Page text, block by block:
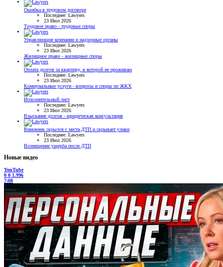
Ошибка в трудовом договоре
Последнее: Lawyers
23 Июл 2026
Трудовое право - трудовые споры
Управляющие компании и надзорные органы
Последнее: Lawyers
23 Июл 2026
Жилищное право - жилищные споры
Оплата долгов за квартиру, в которой не проживаю
Последнее: Lawyers
23 Июл 2026
Коммунальные услуги - вопросы и споры по ЖКХ
Исполнительный лист
Последнее: Lawyers
23 Июл 2026
Взыскание долгов - юридическая консультация
Виновник скрылся с места ДТП и скрывает улики
Последнее: Lawyers
23 Июл 2026
Возмещение ущерба после ДТП
Новые видео
YouTube
0 0 1.996
7:08